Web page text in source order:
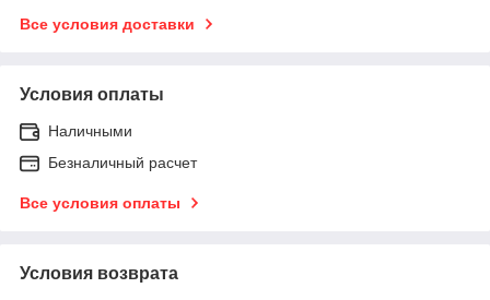
Все условия доставки
Условия оплаты
Наличными
Безналичный расчет
Все условия оплаты
Условия возврата